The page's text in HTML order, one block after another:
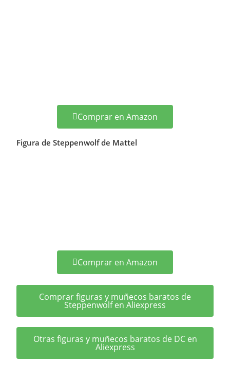
Comprar en Amazon
Figura de Steppenwolf de Mattel
Comprar en Amazon
Comprar figuras y muñecos baratos de
Steppenwolf en Aliexpress
Otras figuras y muñecos baratos de DC en
Aliexpress